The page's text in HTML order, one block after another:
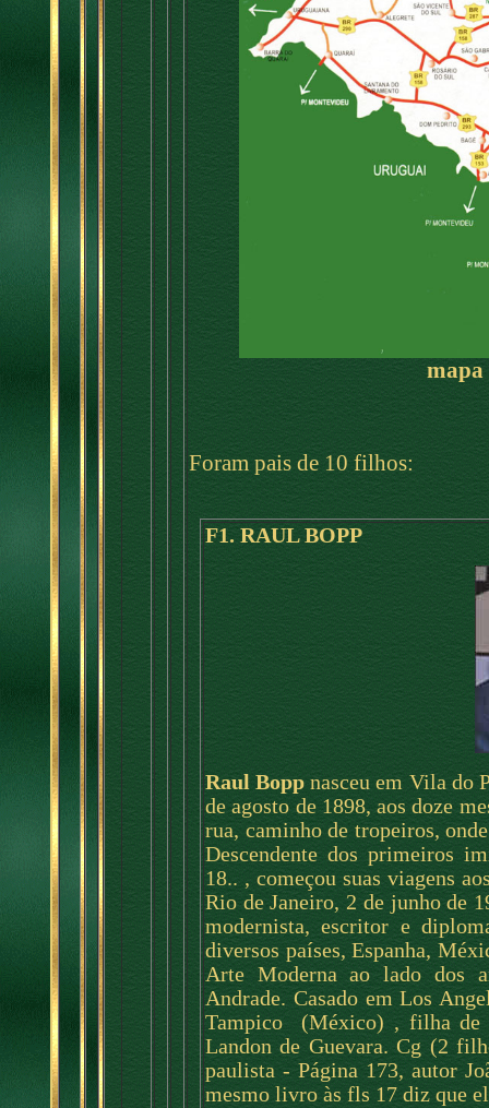
mapa
Foram pais de 10 filhos:
F1. RAUL BOPP
Raul Boppnasceu em Vila do
de agosto de 1898, aos doze
rua, caminho de tropeiros,
Descendente dos primeiros
18.. , começou suas viagens
Rio de Janeiro, 2 de junho de
modernista, escritor e
diversos países, Espanha,
Arte Moderna ao lado dos
Andrade. Casado em Los
Tampico
(México) , filha de
Landon de Guevara. Cg (2
paulista - Página 173, autor
mesmo livro às fls 17 diz que